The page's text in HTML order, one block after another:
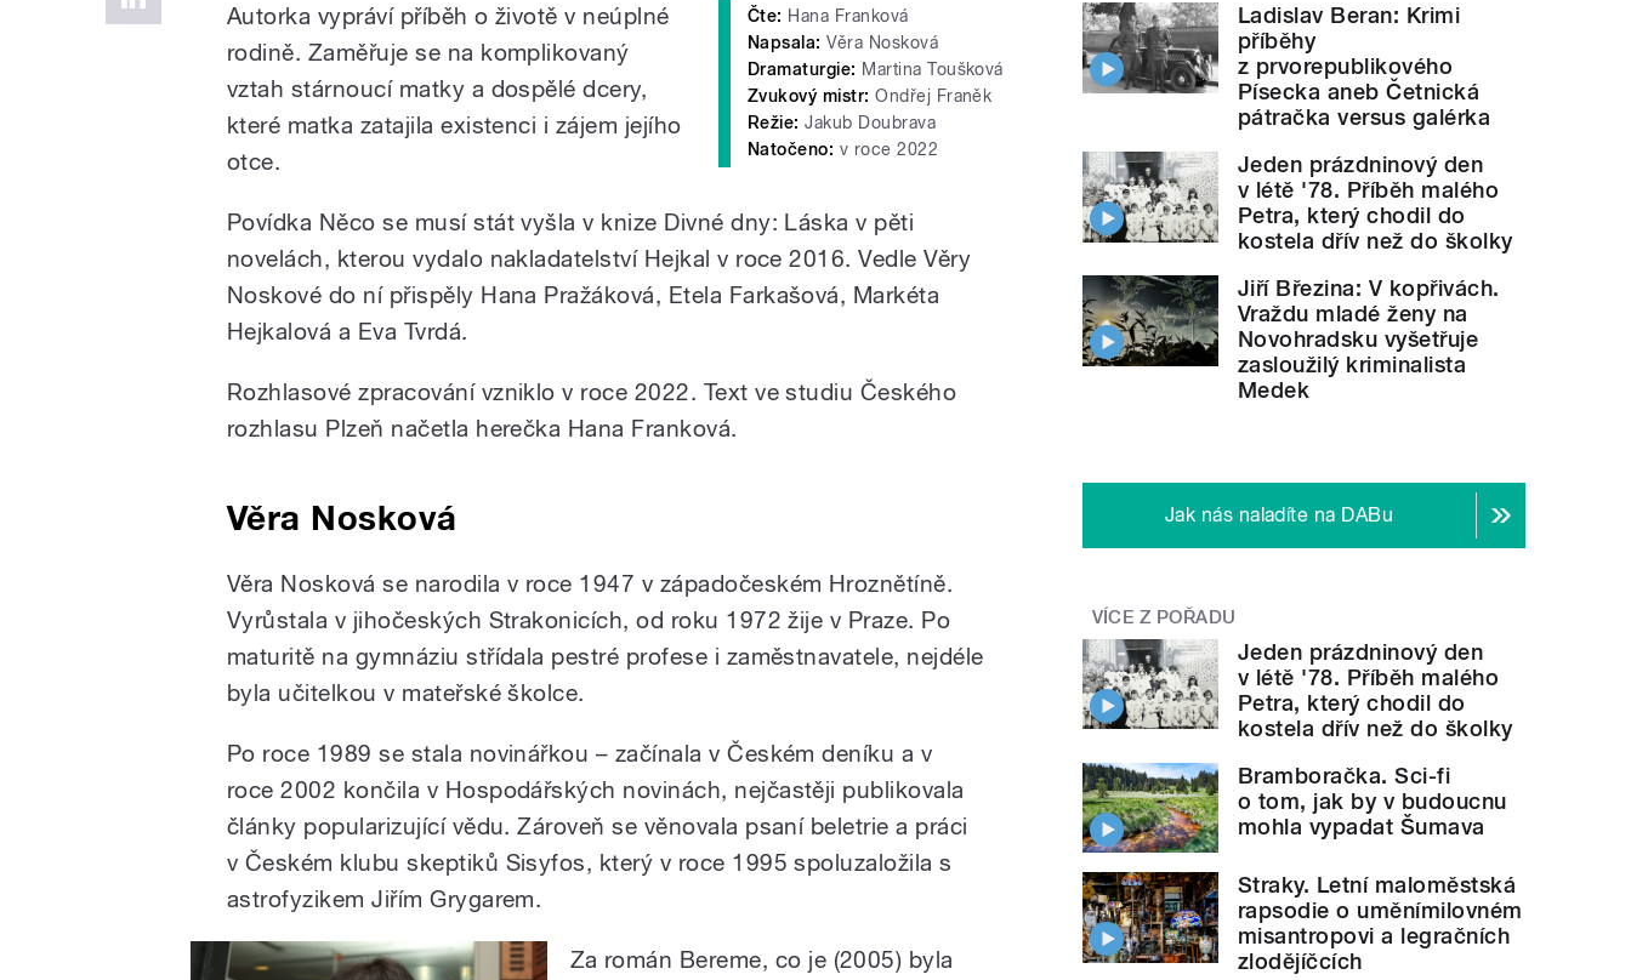
Čte: Hana Franková
Napsala: Věra Nosková
Dramaturgie: Martina Toušková
Zvukový mistr: Ondřej Franěk
Režie: Jakub Doubrava
Natočeno: v roce 2022
Autorka vypráví příběh o životě v neúplné
rodině. Zaměřuje se na komplikovaný
vztah stárnoucí matky a dospělé dcery,
které matka zatajila existenci i zájem jejího
otce.
Povídka Něco se musí stát vyšla v knize Divné dny: Láska v pěti
novelách, kterou vydalo nakladatelství Hejkal v roce 2016. Vedle Věry
Noskové do ní přispěly Hana Pražáková, Etela Farkašová, Markéta
Hejkalová a Eva Tvrdá.
Rozhlasové zpracování vzniklo v roce 2022. Text ve studiu Českého
rozhlasu Plzeň načetla herečka Hana Franková.
Věra Nosková
Věra Nosková se narodila v roce 1947 v západočeském Hroznětíně.
Vyrůstala v jihočeských Strakonicích, od roku 1972 žije v Praze. Po
maturitě na gymnáziu střídala pestré profese i zaměstnavatele, nejdéle
byla učitelkou v mateřské školce.
Po roce 1989 se stala novinářkou – začínala v Českém deníku a v
roce 2002 končila v Hospodářských novinách, nejčastěji publikovala
články popularizující vědu. Zároveň se věnovala psaní beletrie a práci
v Českém klubu skeptiků Sisyfos, který v roce 1995 spoluzaložila s
astrofyzikem Jiřím Grygarem.
Za román Bereme, co je (2005) byla
Ladislav Beran: Krimi
příběhy
z prvorepublikového
Písecka aneb Četnická
pátračka versus galérka
Jeden prázdninový den
v létě '78. Příběh malého
Petra, který chodil do
kostela dřív než do školky
Jiří Březina: V kopřivách.
Vraždu mladé ženy na
Novohradsku vyšetřuje
zasloužilý kriminalista
Medek
Jak nás naladíte na DABu
VÍCE Z POŘADU
Jeden prázdninový den
v létě '78. Příběh malého
Petra, který chodil do
kostela dřív než do školky
Bramboračka. Sci-fi
o tom, jak by v budoucnu
mohla vypadat Šumava
Straky. Letní maloměstská
rapsodie o uměnímilovném
misantropovi a legračních
zlodějíčcích